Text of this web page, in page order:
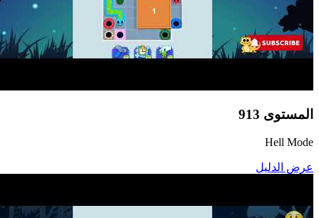
المستوى 913
Hell Mode
عرض الدليل